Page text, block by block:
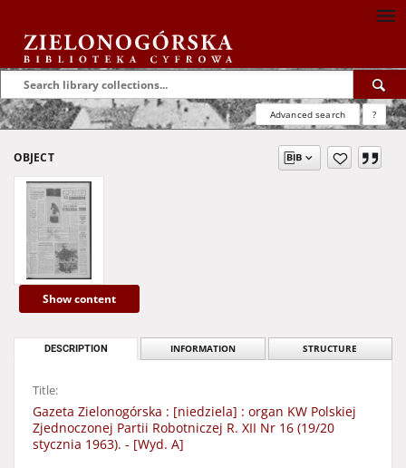
Advanced search ?
OBJECT
Show content
DESCRIPTION INFORMATION STRUCTURE
Title:
Gazeta Zielonogórska : [niedziela] : organ KW Polskiej
Zjednoczonej Partii Robotniczej R. XII Nr 16 (19/20
stycznia 1963). - [Wyd. A]